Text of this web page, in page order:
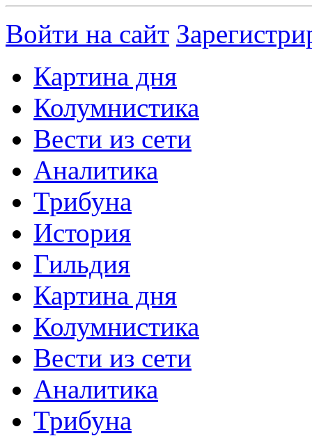
Войти на сайт
Картина дня
Колумнистика
Вести из сети
Аналитика
Трибуна
История
Гильдия
Картина дня
Колумнистика
Вести из сети
Аналитика
Трибуна